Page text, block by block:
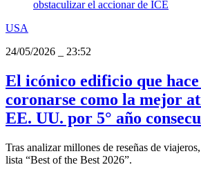
USA
24/05/2026
23:52
El icónico edificio que
coronarse como la mejor
EE. UU. por 5° año
Tras analizar millones de reseñas de
lista “Best of the Best 2026”.